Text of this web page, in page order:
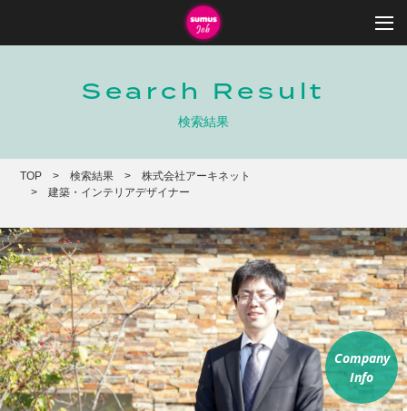
Search Result
検索結果
TOP 検索結果
株式会社アーキネット
建築・インテリアデザイナー
Company
Info